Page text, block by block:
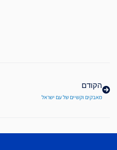
הקודם
מאבקים וקשיים של עם ישראל